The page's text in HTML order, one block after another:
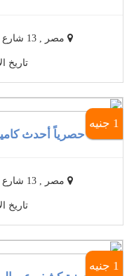
مصر , 13 شارع سيزوستريس محطه الرمل ..
تاريخ
1 جنيه
حصرياً أحدث
مصر , 13 شارع سيزوستريس محطه الرمل ..
تاريخ
1 جنيه